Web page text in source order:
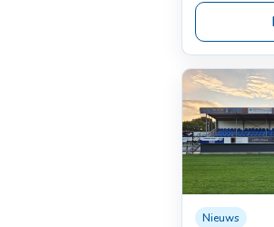
Nieuws